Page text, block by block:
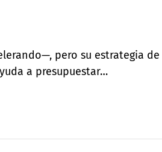
pero su estrategia
a presupuestar…